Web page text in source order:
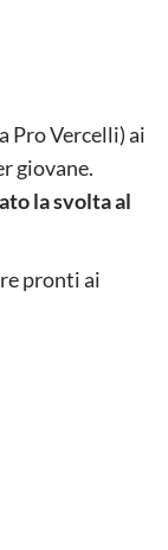
Pro Vercelli) ai
giovane.
la svolta al
pronti ai